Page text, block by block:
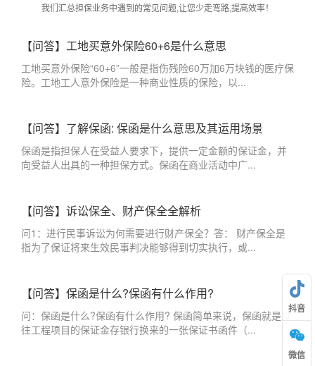
我们汇总担保业务中遇到的常见问题,让您少走弯路,提高效率！
【问答】工地买意外保险60+6是什么意思
工地买意外保险“60+6”一般是指伤残险60万加6万块钱的医疗保
险。工地工人意外保险是一种商业性质的保险，以...
【问答】了解保函: 保函是什么意思及其运用场景
保函是指担保人在受益人要求下，提供一定金额的保证金，并
向受益人出具的一种担保方式。保函在商业活动中广...
【问答】诉讼保全、财产保全全解析
问1：进行民事诉讼为何需要进行财产保全？答： 财产保全是
指为了保证将来生效民事判决能够得到切实执行，或...
【问答】保函是什么?保函有什么作用?
问：保函是什么?保函有什么作用? 保函简单来说，保函就是以
往工程项目的保证金存银行换来的一张保证书函件（...
抖音
微信